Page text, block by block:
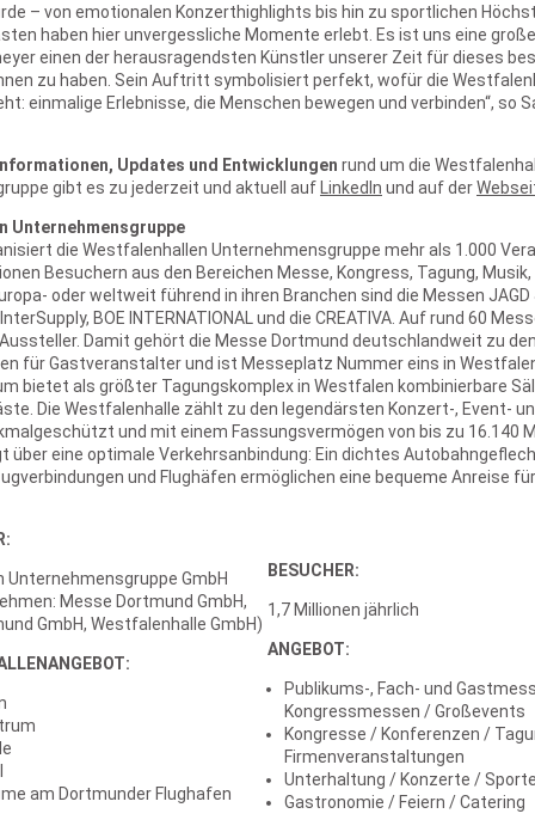
– von emotionalen Konzerthighlights bis hin zu sportlichen
haben hier unvergessliche Momente erlebt. Es ist uns eine
einen der herausragendsten Künstler unserer Zeit für dieses
zu haben. Sein Auftritt symbolisiert perfekt, wofür die
einmalige Erlebnisse, die Menschen bewegen und verbinden“, so
Updates und Entwicklungen rund um die
gibt es zu jederzeit und aktuell auf LinkedIn und auf der
Unternehmensgruppe
die Westfalenhallen Unternehmensgruppe mehr als 1.000
Besuchern aus den Bereichen Messe, Kongress, Tagung,
oder weltweit führend in ihren Branchen sind die Messen JAGD
BOE INTERNATIONAL und die CREATIVA. Auf rund 60
Damit gehört die Messe Dortmund deutschlandweit zu
für Gastveranstalter und ist Messeplatz Nummer eins in
bietet als größter Tagungskomplex in Westfalen kombinierbare
Die Westfalenhalle zählt zu den legendärsten Konzert-, Event-
und mit einem Fassungsvermögen von bis zu 16.140
über eine optimale Verkehrsanbindung: Ein dichtes
und Flughäfen ermöglichen eine bequeme Anreise
Unternehmensgruppe GmbH
Messe Dortmund GmbH,
GmbH, Westfalenhalle GmbH)
am Dortmunder Flughafen
BESUCHER:
1,7 Millionen jährlich
ANGEBOT:
Publikums-, Fach- und
Kongressmessen / Großevents
Kongresse / Konferenzen /
Firmenveranstaltungen
Unterhaltung / Konzerte /
Gastronomie / Feiern / Catering